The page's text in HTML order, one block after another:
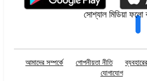
সোশ্যাল মিডিয়া
আমাদের সম্পর্কে গোপনীয়তা নীতি
যোগাযোগ